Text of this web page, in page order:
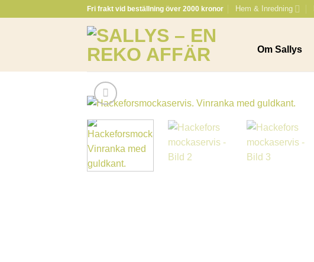
Fri frakt vid beställning över 2000 kronor Hem & Inredning
Om Sallys